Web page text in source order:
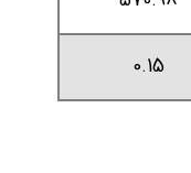
0.15